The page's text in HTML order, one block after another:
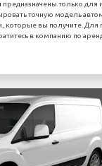
предназначены только
точную модель
которые вы получите.
в компанию по